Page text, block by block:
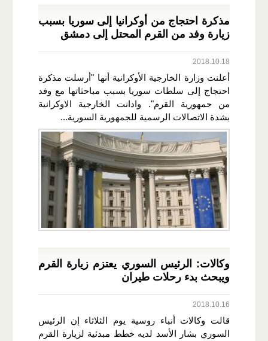
مذكرة احتجاج من أوكرانيا إلى سوريا بسبب
زيارة وفد من القرم المحتل إلى دمشق
2018.10.18
أعلنت ​وزارة الخارجية​ الأوكرانية أنها "أرسلت مذكرة
احتجاج إلى سلطات سوريا بسبب مباحثاتها مع وفد
من جمهورية ​القرم​". وادانت الخارجية الاوكرانية
بشدة الاتصالات الرسمية للجمهورية السورية...
وكالات: الرئيس السوري يعتزم زيارة القرم
ويبحث بدء رحلات طيران
2018.10.16
قالت وكالات أنباء روسية يوم الثلاثاء إن الرئيس
السوري بشار الأسد لديه خطط مبدئية لزيارة القرم